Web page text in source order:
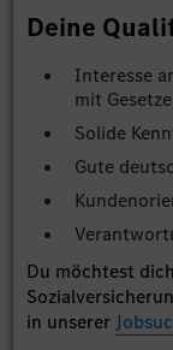
Deine
Interesse
mit
Solide
Gute
Du möchtest
in unserer